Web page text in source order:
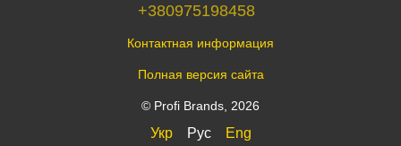
+380975198458
Контактная информация
Полная версия сайта
© Profi Brands, 2026
Укр Рус Eng